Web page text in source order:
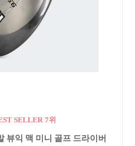
SELLER 7위
뷰익 맥 미니 골프 드라이버